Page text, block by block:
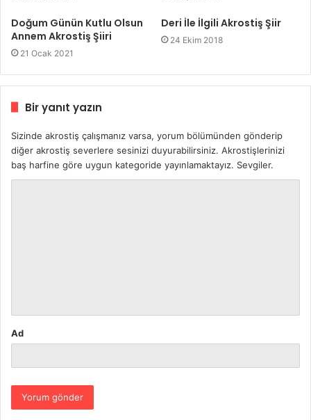
Doğum Günün Kutlu Olsun
Annem Akrostiş Şiiri
21 Ocak 2021
Deri İle İlgili Akrostiş Şiir
24 Ekim 2018
Bir yanıt yazın
Sizinde akrostiş çalışmanız varsa, yorum bölümünden gönderip
diğer akrostiş severlere sesinizi duyurabilirsiniz. Akrostişlerinizi
baş harfine göre uygun kategoride yayınlamaktayız. Sevgiler.
Ad